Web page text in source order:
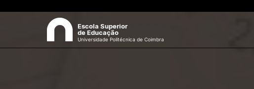
Escola Superior
de Educação
Universidade Politécnica de Coimbra